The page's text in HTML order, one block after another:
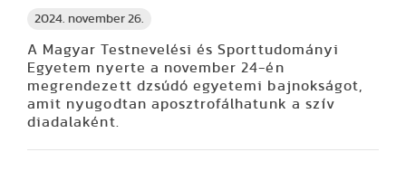
2024. november 26.
A Magyar Testnevelési és Sporttudományi
Egyetem nyerte a november 24-én
megrendezett dzsúdó egyetemi bajnokságot,
amit nyugodtan aposztrofálhatunk a szív
diadalaként.